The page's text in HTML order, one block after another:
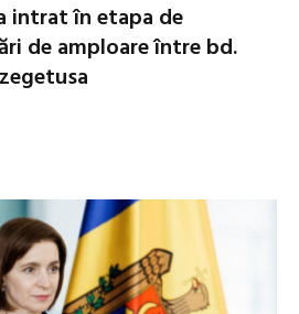
intrat în etapa de
de amploare între bd.